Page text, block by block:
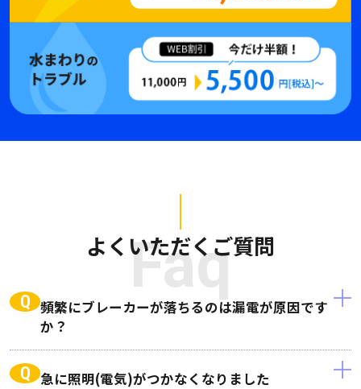
Faq
よくいただくご質問
Q 頻繁にブレーカーが落ちるのは漏電が原因です
か？
Q 急に照明(電気)がつかなくなりました